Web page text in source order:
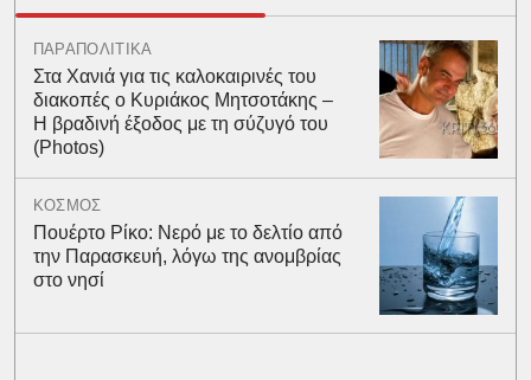
ΠΑΡΑΠΟΛΙΤΙΚΑ
Στα Χανιά για τις καλοκαιρινές του
διακοπές ο Κυριάκος Μητσοτάκης –
Η βραδινή έξοδος με τη σύζυγό του
(Photos)
ΚΟΣΜΟΣ
Πουέρτο Ρίκο: Νερό με το δελτίο από
την Παρασκευή, λόγω της ανομβρίας
στο νησί